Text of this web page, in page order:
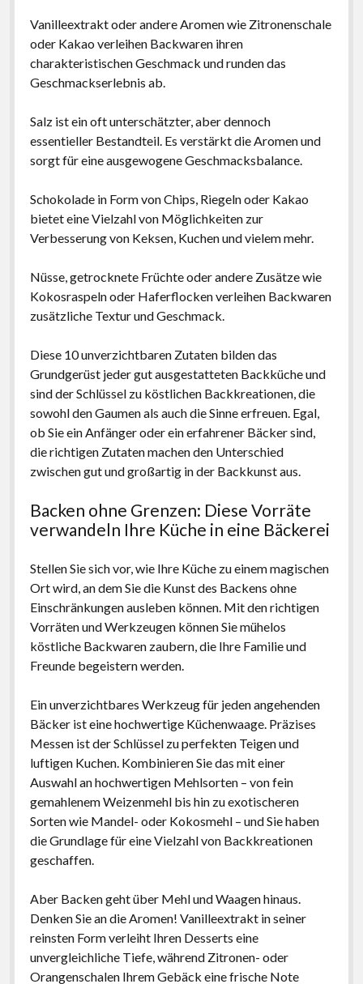
Vanilleextrakt oder andere Aromen wie Zitronenschale
oder Kakao verleihen Backwaren ihren
charakteristischen Geschmack und runden das
Geschmackserlebnis ab.
Salz ist ein oft unterschätzter, aber dennoch
essentieller Bestandteil. Es verstärkt die Aromen und
sorgt für eine ausgewogene Geschmacksbalance.
Schokolade in Form von Chips, Riegeln oder Kakao
bietet eine Vielzahl von Möglichkeiten zur
Verbesserung von Keksen, Kuchen und vielem mehr.
Nüsse, getrocknete Früchte oder andere Zusätze wie
Kokosraspeln oder Haferflocken verleihen Backwaren
zusätzliche Textur und Geschmack.
Diese 10 unverzichtbaren Zutaten bilden das
Grundgerüst jeder gut ausgestatteten Backküche und
sind der Schlüssel zu köstlichen Backkreationen, die
sowohl den Gaumen als auch die Sinne erfreuen. Egal,
ob Sie ein Anfänger oder ein erfahrener Bäcker sind,
die richtigen Zutaten machen den Unterschied
zwischen gut und großartig in der Backkunst aus.
Backen ohne Grenzen: Diese Vorräte
verwandeln Ihre Küche in eine Bäckerei
Stellen Sie sich vor, wie Ihre Küche zu einem magischen
Ort wird, an dem Sie die Kunst des Backens ohne
Einschränkungen ausleben können. Mit den richtigen
Vorräten und Werkzeugen können Sie mühelos
köstliche Backwaren zaubern, die Ihre Familie und
Freunde begeistern werden.
Ein unverzichtbares Werkzeug für jeden angehenden
Bäcker ist eine hochwertige Küchenwaage. Präzises
Messen ist der Schlüssel zu perfekten Teigen und
luftigen Kuchen. Kombinieren Sie das mit einer
Auswahl an hochwertigen Mehlsorten – von fein
gemahlenem Weizenmehl bis hin zu exotischeren
Sorten wie Mandel- oder Kokosmehl – und Sie haben
die Grundlage für eine Vielzahl von Backkreationen
geschaffen.
Aber Backen geht über Mehl und Waagen hinaus.
Denken Sie an die Aromen! Vanilleextrakt in seiner
reinsten Form verleiht Ihren Desserts eine
unvergleichliche Tiefe, während Zitronen- oder
Orangenschalen Ihrem Gebäck eine frische Note